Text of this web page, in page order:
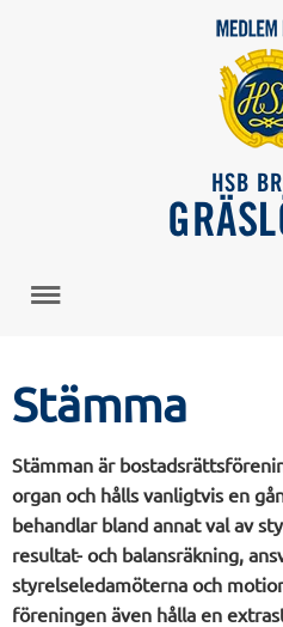
HSB
Stämma
Stämman är
organ och hålls vanligtvis en
behandlar bland annat val av
resultat- och balansräkning,
styrelseledamöterna och
föreningen även hålla en